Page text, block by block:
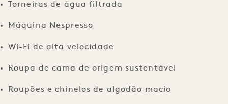
Torneiras de água filtrada
Máquina Nespresso
Wi-Fi de alta velocidade
Roupa de cama de origem sustentável
Roupões e chinelos de algodão macio